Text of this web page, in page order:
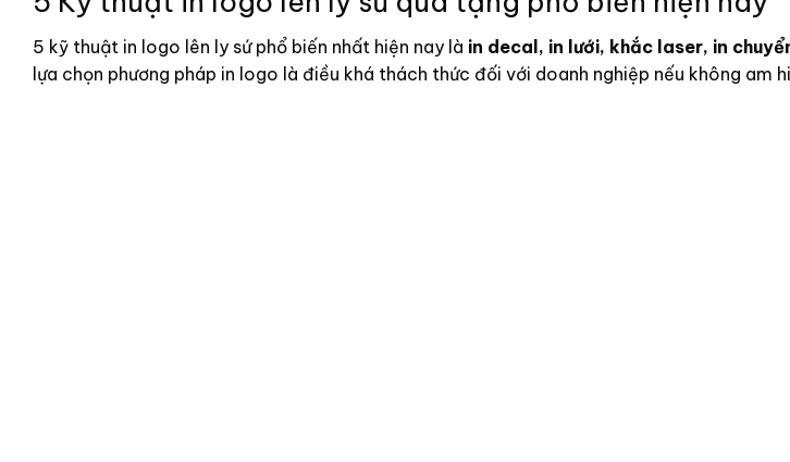
5 kỹ thuật in logo lên ly sứ phổ biến nhất hiện nay là in decal, in lưới, khắc laser, in
lựa chọn phương pháp in logo là điều khá thách thức đối với doanh nghiệp nếu không am